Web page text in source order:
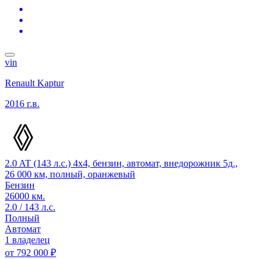
vin
Renault Kaptur
2016 г.в.
2.0 AT (143 л.с.) 4x4, бензин, автомат, внедорожник 5д.,
26 000 км, полный, оранжевый
Бензин
26000 км.
2.0 / 143 л.с.
Полный
Автомат
1 владелец
от 792 000 ₽